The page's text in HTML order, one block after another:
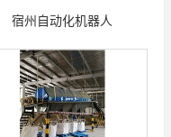
宿州自动化机器人